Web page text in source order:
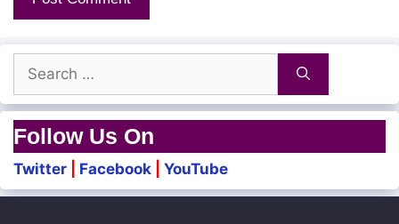
for:
Follow Us On
Twitter Facebook YouTube